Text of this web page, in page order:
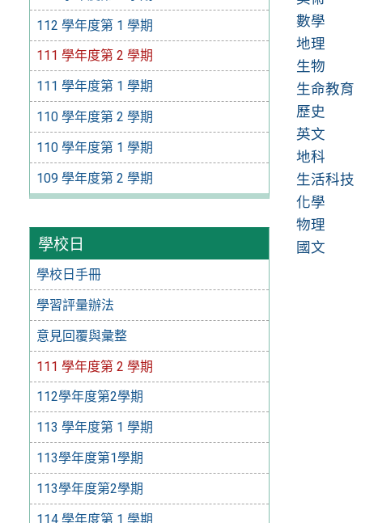
112 學年度第 1 學期
111 學年度第 2 學期
111 學年度第 1 學期
110 學年度第 2 學期
110 學年度第 1 學期
109 學年度第 2 學期
學校日
學校日手冊
學習評量辦法
意見回覆與彙整
111 學年度第 2 學期
112學年度第2學期
113 學年度第 1 學期
113學年度第1學期
113學年度第2學期
114 學年度第 1 學期
數學
地理
生物
生命教育
歷史
英文
地科
生活科技
化學
物理
國文